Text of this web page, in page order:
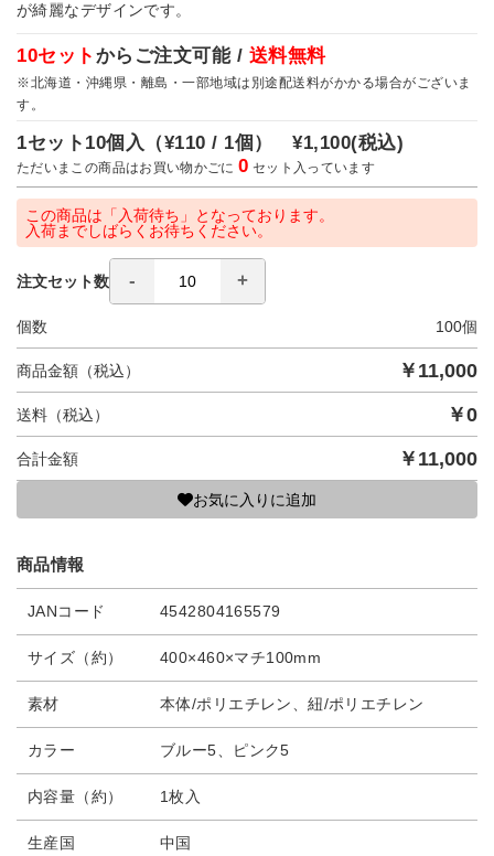
が綺麗なデザインです。
10セット からご注文可能 / 送料無料
※北海道・沖縄県・離島・一部地域は別途配送料がかかる場合がございま
す。
1セット10個入（¥110 / 1個）¥1,100(税込)
ただいまこの商品はお買い物かごに0 セット入っています
この商品は「入荷待ち」となっております。
入荷までしばらくお待ちください。
注文セット数
個数 100個
商品金額（税込） ￥ 11,000
送料（税込） ￥0
合計金額 ￥ 11,000
お気に入りに追加
商品情報
JANコード 4542804165579
サイズ（約） 400×460×マチ100mm
素材 本体/ポリエチレン、紐/ポリエチレン
カラー ブルー5、ピンク5
内容量（約） 1枚入
生産国 中国